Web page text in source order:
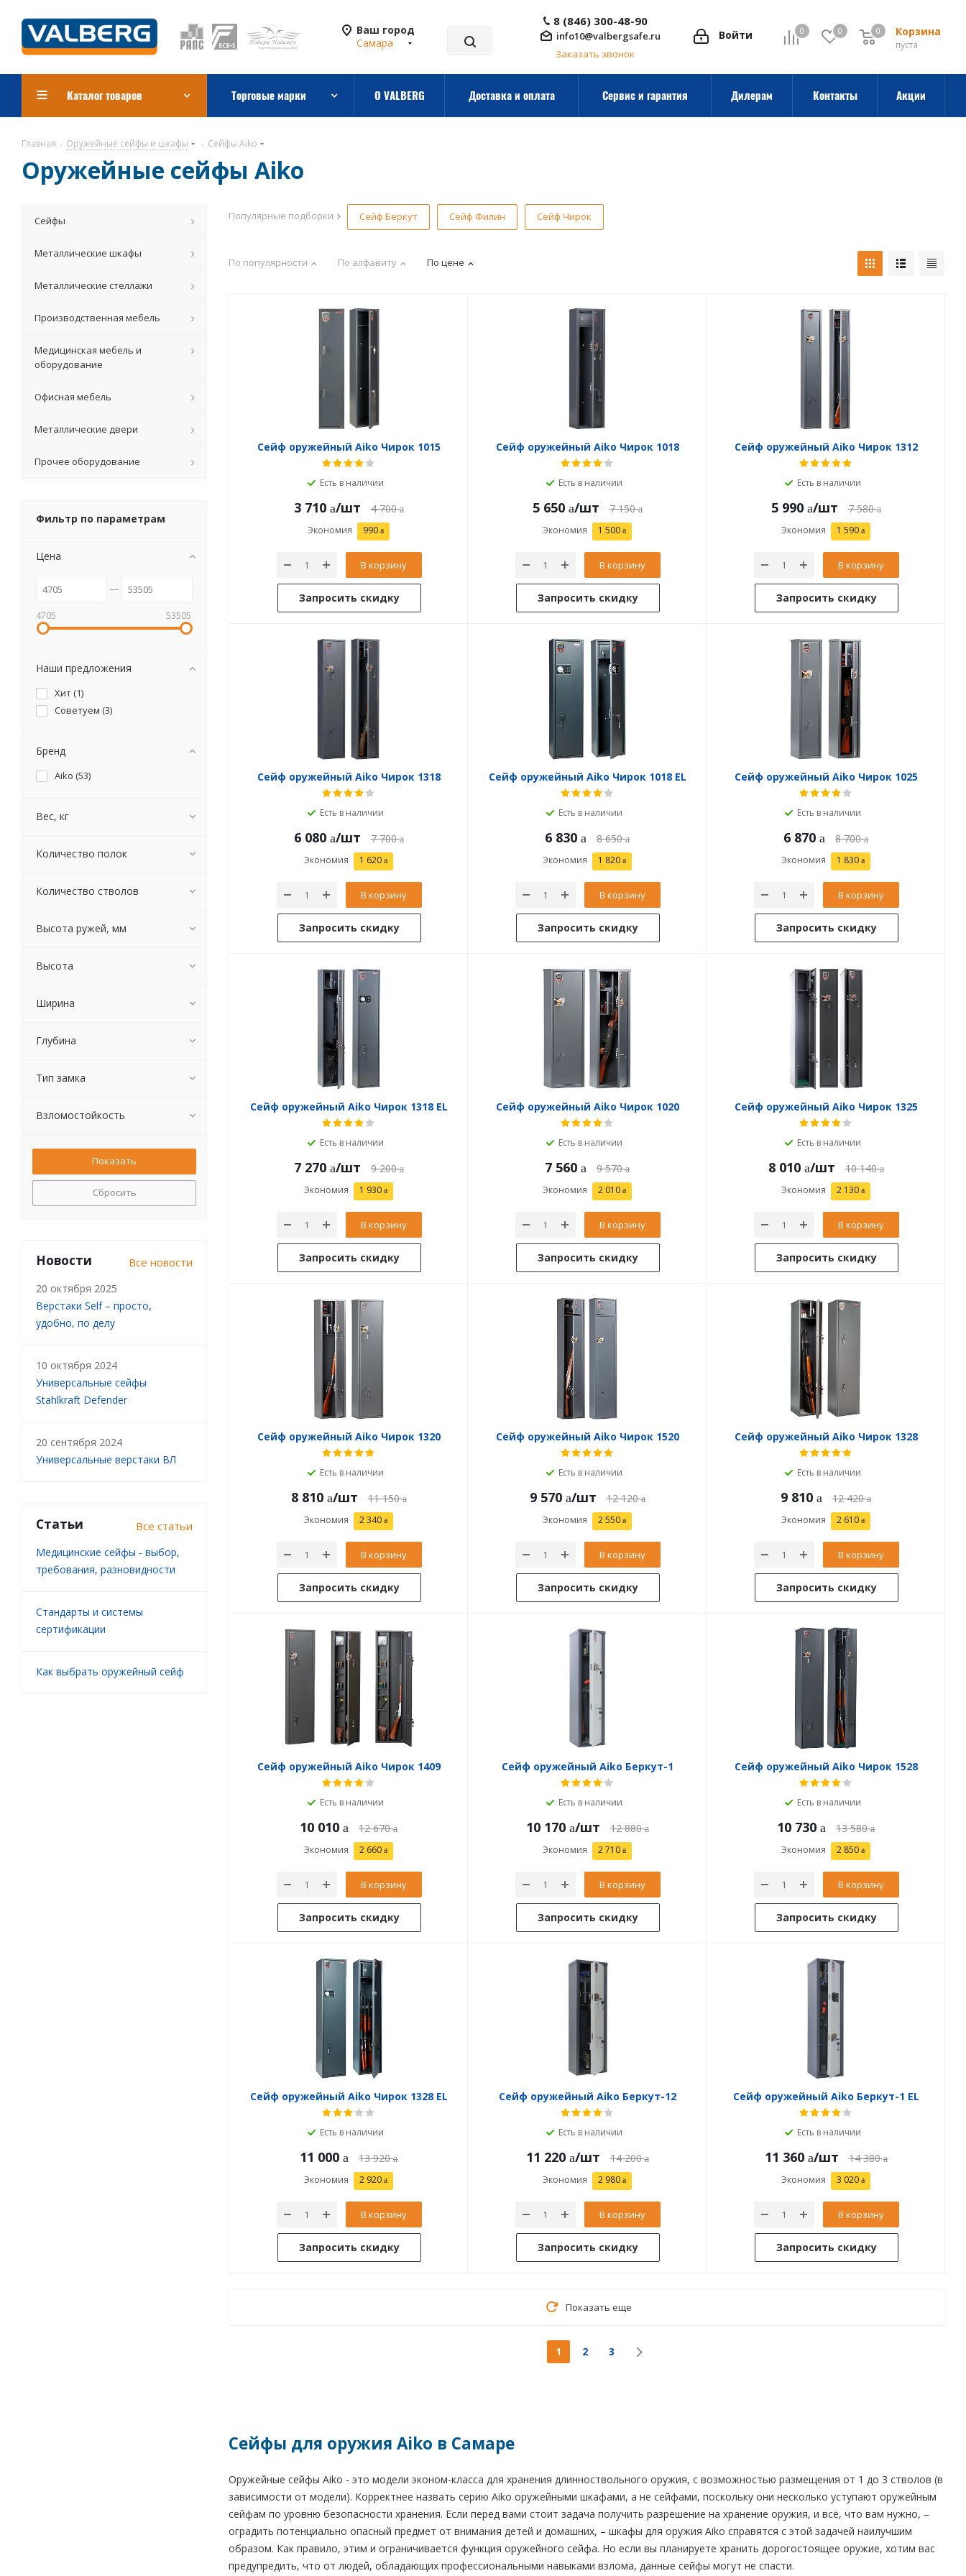
Ваш город
Самара
0 0 Корзина
0
пуста
0
Войти
8 (846) 300-48-90
info10@valbergsafe.ru
Заказать звонок
Каталог товаров Торговые марки О VALBERG Доставка и оплата Сервис и гарантия Дилерам Контакты Акции
Главная - Оружейные сейфы и шкафы - Сейфы Aiko
Оружейные сейфы Aiko
Популярные подборки Сейф Беркут Сейф Филин Сейф Чирок
По популярности По алфавиту По цене
Сейф оружейный Aiko Чирок 1015
Есть в наличии
3 710 /шт 4 700
Экономия 990
В корзину
Запросить скидку
Сейф оружейный Aiko Чирок 1018
Есть в наличии
5 650 /шт 7 150
Экономия 1 500
В корзину
Запросить скидку
Сейф оружейный Aiko Чирок 1312
Есть в наличии
5 990 /шт 7 580
Экономия 1 590
В корзину
Запросить скидку
Сейф оружейный Aiko Чирок 1318
Есть в наличии
6 080 /шт 7 700
Экономия 1 620
В корзину
Запросить скидку
Сейф оружейный Aiko Чирок 1018 EL
Есть в наличии
6 830 8 650
Экономия 1 820
В корзину
Запросить скидку
Сейф оружейный Aiko Чирок 1025
Есть в наличии
6 870 8 700
Экономия 1 830
В корзину
Запросить скидку
Сейф оружейный Aiko Чирок 1318 EL
Есть в наличии
7 270 /шт 9 200
Экономия 1 930
В корзину
Запросить скидку
Сейф оружейный Aiko Чирок 1020
Есть в наличии
7 560 9 570
Экономия 2 010
В корзину
Запросить скидку
Сейф оружейный Aiko Чирок 1325
Есть в наличии
8 010 /шт 10 140
Экономия 2 130
В корзину
Запросить скидку
Сейф оружейный Aiko Чирок 1320
Есть в наличии
8 810 /шт 11 150
Экономия 2 340
В корзину
Запросить скидку
Сейф оружейный Aiko Чирок 1520
Есть в наличии
9 570 /шт 12 120
Экономия 2 550
В корзину
Запросить скидку
Сейф оружейный Aiko Чирок 1328
Есть в наличии
9 810 12 420
Экономия 2 610
В корзину
Запросить скидку
Сейф оружейный Aiko Чирок 1409
Есть в наличии
10 010 12 670
Экономия 2 660
В корзину
Запросить скидку
Сейф оружейный Aiko Беркут-1
Есть в наличии
10 170 /шт 12 880
Экономия 2 710
В корзину
Запросить скидку
Сейф оружейный Aiko Чирок 1528
Есть в наличии
10 730 13 580
Экономия 2 850
В корзину
Запросить скидку
Сейф оружейный Aiko Чирок 1328 EL
Есть в наличии
11 000 13 920
Экономия 2 920
В корзину
Запросить скидку
Сейф оружейный Aiko Беркут-12
Есть в наличии
11 220 /шт 14 200
Экономия 2 980
В корзину
Запросить скидку
Сейф оружейный Aiko Беркут-1 EL
Есть в наличии
11 360 /шт 14 380
Экономия 3 020
В корзину
Запросить скидку
Показать еще
1 2 3
Сейфы для оружия Aiko в Самаре
Оружейные сейфы Aiko - это модели эконом-класса для хранения длинноствольного оружия, с возможностью размещения от 1 до 3 стволов (в
зависимости от модели). Корректнее назвать серию Aiko оружейными шкафами, а не сейфами, поскольку они несколько уступают оружейным
сейфам по уровню безопасности хранения. Если перед вами стоит задача получить разрешение на хранение оружия, и всё, что вам нужно, –
оградить потенциально опасный предмет от внимания детей и домашних, – шкафы для оружия Aiko справятся с этой задачей наилучшим
образом. Как правило, этим и ограничивается функция оружейного сейфа. Но если вы планируете хранить дорогостоящее оружие, хотим вас
предупредить, что от людей, обладающих профессиональными навыками взлома, данные сейфы могут не спасти.
Сейфы
Металлические шкафы
Металлические стеллажи
Производственная мебель
Медицинская мебель и
оборудование
Офисная мебель
Металлические двери
Прочее оборудование
Фильтр по параметрам
Цена
4705 53505
Наши предложения
Хит (1)
Советуем (3)
Бренд
Aiko (53)
Вес, кг
Количество полок
Количество стволов
Высота ружей, мм
Высота
Ширина
Глубина
Тип замка
Взломостойкость
Сбросить
Новости Все новости
20 октября 2025
Верстаки Self – просто,
удобно, по делу
10 октября 2024
Универсальные сейфы
Stahlkraft Defender
20 сентября 2024
Универсальные верстаки ВЛ
Статьи Все статьи
Медицинские сейфы - выбор,
требования, разновидности
Стандарты и системы
сертификации
Как выбрать оружейный сейф